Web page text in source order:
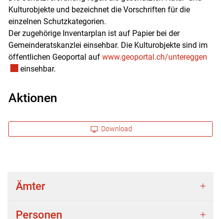
Kulturobjekte und bezeichnet die Vorschriften für die
einzelnen Schutzkategorien.
Der zugehörige Inventarplan ist auf Papier bei der
Gemeinderatskanzlei einsehbar. Die Kulturobjekte sind im
öffentlichen Geoportal auf www.geoportal.ch/untereggen
einsehbar.
Aktionen
Download
Zugehörige Objekte
Ämter
Personen